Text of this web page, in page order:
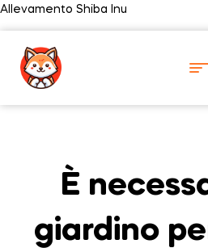
Allevamento Shiba Inu
È
giardino